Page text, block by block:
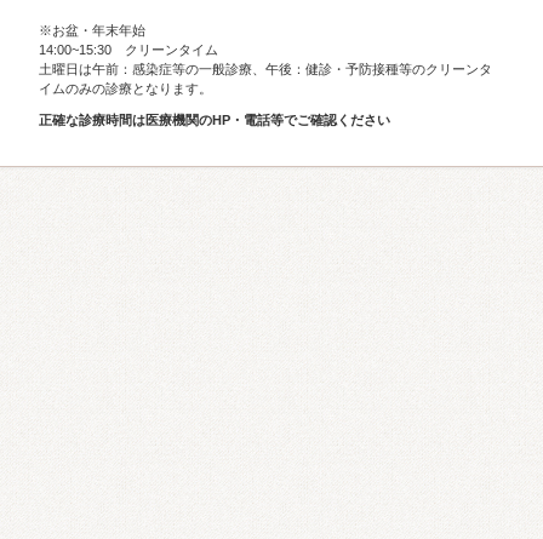
※お盆・年末年始
14:00~15:30 クリーンタイム
土曜日は午前：感染症等の一般診療、午後：健診・予防接種等のクリーンタ
イムのみの診療となります。
正確な診療時間は医療機関のHP・電話等でご確認ください